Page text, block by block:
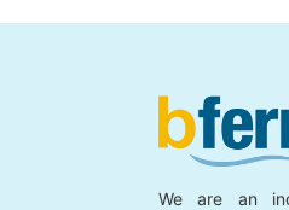
We are an